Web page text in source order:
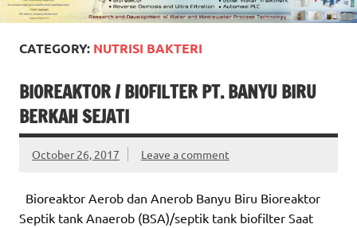
CATEGORY: NUTRISI BAKTERI
BIOREAKTOR / BIOFILTER PT. BANYU BIRU
BERKAH SEJATI
October 26, 2017 Leave a comment
Bioreaktor Aerob dan Anerob Banyu Biru Bioreaktor
Septik tank Anaerob (BSA)/septik tank biofilter Saat